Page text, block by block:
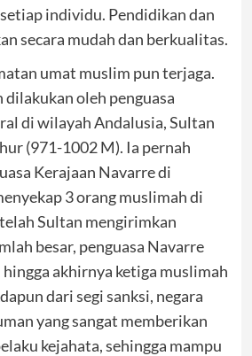
individu. Pendidikan dan
secara mudah dan berkualitas.
umat muslim pun terjaga.
oleh penguasa
di wilayah Andalusia, Sultan
(971-1002 M). Ia pernah
Kerajaan Navarre di
3 orang muslimah di
Sultan mengirimkan
besar, penguasa Navarre
akhirnya ketiga muslimah
dari segi sanksi, negara
yang sangat memberikan
kejahata, sehingga mampu